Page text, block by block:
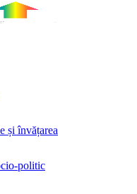
și învățarea
politic